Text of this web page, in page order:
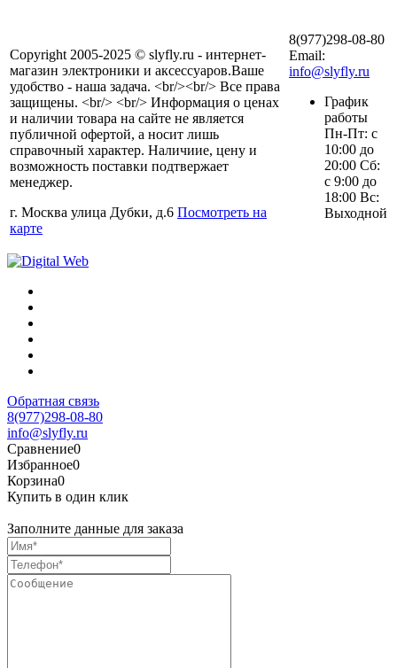
Copyright 2005-2025 © slyfly.ru - интернет-
магазин электроники и аксессуаров.Ваше
удобство - наша задача. <br/><br/> Все права
защищены. <br/> <br/> Информация о ценах
и наличии товара на сайте не является
публичной офертой, а носит лишь
справочный характер. Наличиие, цену и
возможность поставки подтвержает
менеджер.
г. Москва улица Дубки, д.6 Посмотреть на
карте
8(977)298-08-80
Email:
info@slyfly.ru
График
работы
Пн-Пт: с
10:00 до
20:00 Сб:
с 9:00 до
18:00 Вс:
Выходной
Обратная связь
8(977)298-08-80
info@slyfly.ru
Сравнение0
Избранное0
Корзина0
Купить в один клик
Заполните данные для заказа